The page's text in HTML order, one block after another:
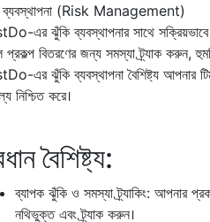
ব্যবস্থাপনা (Risk Management)
এর ঝুঁকি ব্যবস্থাপনার সাথে
বিতরণের জন্য সমস্যা ট্র্যাক করুন,
এর ঝুঁকি ব্যবস্থাপনা বৈশিষ্ট্য আপনার
নিশ্চিত করে।
বৈশিষ্ট্য:
ব্যাপক ঝুঁকি ও সমস্যা ট্র্যাকিং: আপনার
নথিভুক্ত এবং ট্র্যাক করুন।